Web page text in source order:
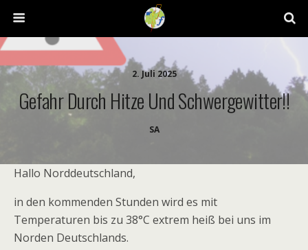
2. Juli 2025
Gefahr Durch Hitze Und Schwergewitter!!
SA
Hallo Norddeutschland,
in den kommenden Stunden wird es mit
Temperaturen bis zu 38°C extrem heiß bei uns im
Norden Deutschlands.